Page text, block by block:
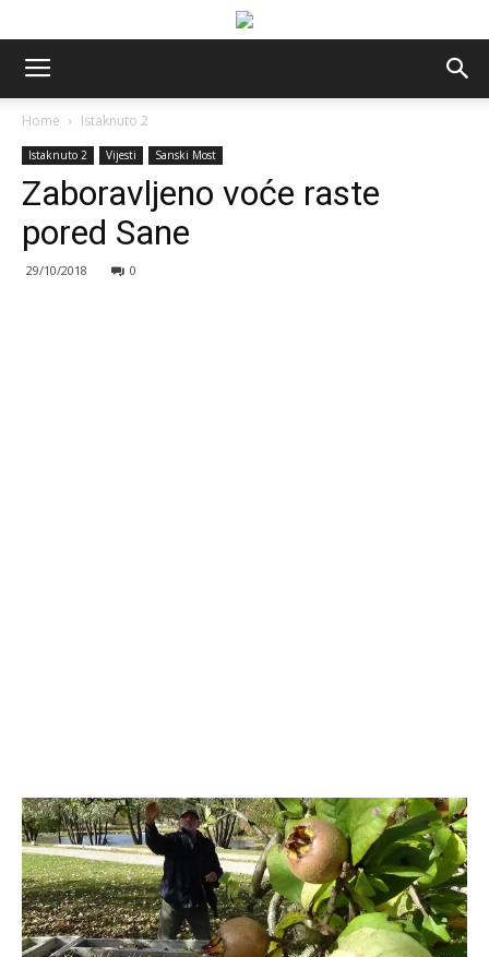
Home Istaknuto 2
Istaknuto 2 Vijesti Sanski Most
Zaboravljeno voće raste
pored Sane
29/10/2018 0